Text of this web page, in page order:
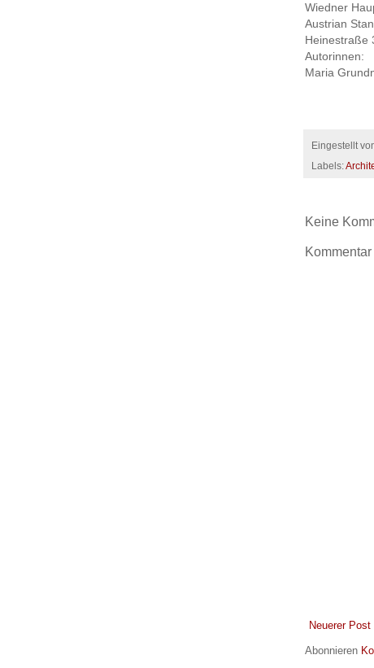
Wiedner
Austrian
Heinestraße
Autorinnen:
Maria
Eingestellt
Labels:
Keine
Neuerer Post
Abonnieren